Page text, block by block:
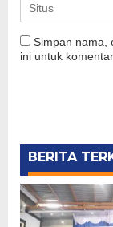
Simpan nama,
ini untuk
BERITA